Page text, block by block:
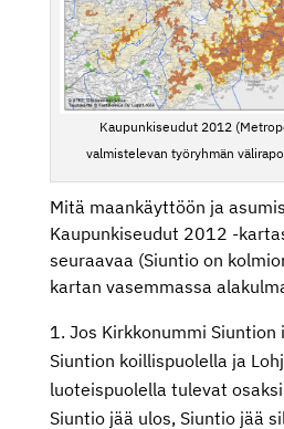
Kaupunkiseudut 2012
valmistelevan työryhmän
Mitä maankäyttöön ja
Kaupunkiseudut 2012 -
seuraavaa (Siuntio on
kartan vasemmassa
Jos Kirkkonummi Siuntion
Siuntion koillispuolella ja
luoteispuolella tulevat
Siuntio jää ulos, Siuntio jää